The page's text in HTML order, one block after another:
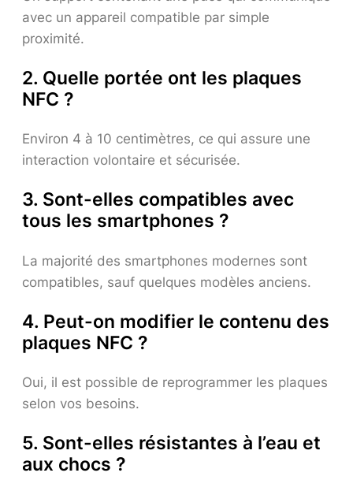
avec un appareil compatible par simple
proximité.
2. Quelle portée ont les plaques
NFC ?
Environ 4 à 10 centimètres, ce qui assure une
interaction volontaire et sécurisée.
3. Sont-elles compatibles avec
tous les smartphones ?
La majorité des smartphones modernes sont
compatibles, sauf quelques modèles anciens.
4. Peut-on modifier le contenu des
plaques NFC ?
Oui, il est possible de reprogrammer les plaques
selon vos besoins.
5. Sont-elles résistantes à l’eau et
aux chocs ?